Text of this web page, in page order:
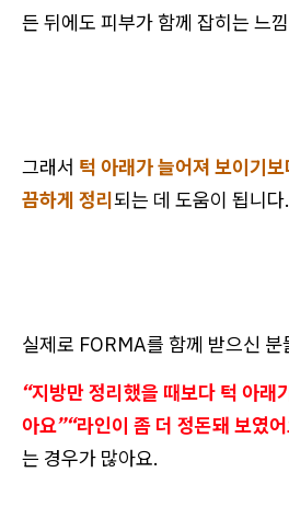
든 뒤에도 피부가 함께 잡히는 느
그래서 턱 아래가 늘어져 보이기
끔하게 정리되는 데 도움이 됩니다.
실제로 FORMA를 함께 받으신 분
“지방만 정리했을 때보다 턱 아래
아요”“라인이 좀 더 정돈돼 보였
는 경우가 많아요.